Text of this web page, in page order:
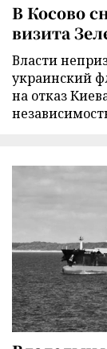
В Косово
визита
Власти
украинский
на отказ